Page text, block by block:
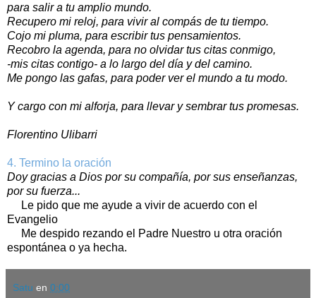
para salir a tu amplio mundo.
Recupero mi reloj, para vivir al compás de tu tiempo.
Cojo mi pluma, para escribir tus pensamientos.
Recobro la agenda, para no olvidar tus citas conmigo,
-mis citas contigo- a lo largo del día y del camino.
Me pongo las gafas, para poder ver el mundo a tu modo.
Y cargo con mi alforja, para llevar y sembrar tus promesas.
Florentino Ulibarri
4. Termino la oración
Doy gracias a Dios por su compañía, por sus enseñanzas,
por su fuerza...
Le pido que me ayude a vivir de acuerdo con el
Evangelio
Me despido rezando el Padre Nuestro u otra oración
espontánea o ya hecha.
Satu en 0:00